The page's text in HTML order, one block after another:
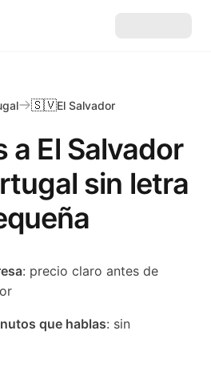
a El Salvador
sin letra
🇸🇻El Salvador
: precio claro antes de
que hablas: sin